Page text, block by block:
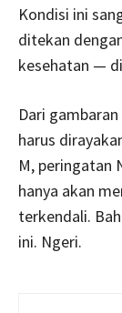
Kondisi ini
ditekan
kesehatan —
Dari
harus
M, peringatan
hanya akan
terkendali.
ini. Ngeri.